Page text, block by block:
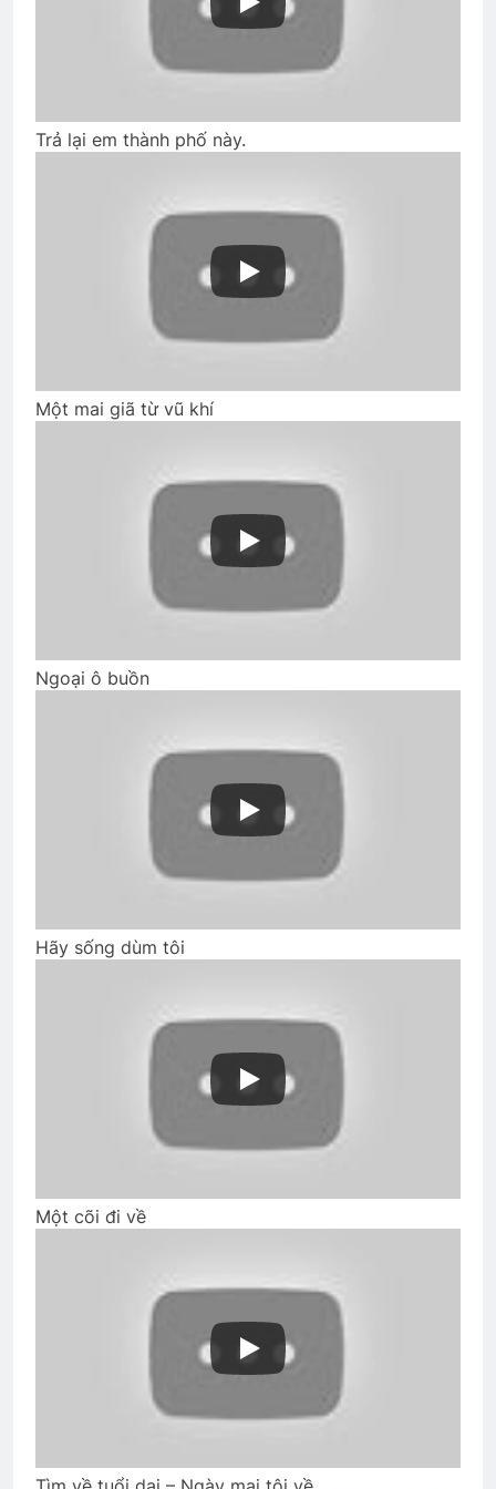
3 Years Ago
TÌNH YÊU BẤT TẬN (Rabindranath
Thăm CSVSQ PHẠM VĂN MAI K20
2 Years Ago
2 Years Ago
Tưởng Niệm CSVSQ Cao Văn Lợi K21
2 Years Ago
MÙA XUÂN ĐANG VỀ, VỀ CÙNG ANH,
EM NHÉ!
3 Years Ago
Quân Trường Quang Trung
CTBCTY Tập II chương 16
CSVSQ Nguyễn Văn Hải K20
2 Years Ago
Em còn nhớ mùa Xuân
2 Years Ago
Chuyện của tôi
Trận đánh đầu tiên, trận đánh cuối
Trả lại em thành phố này.
Một mai giã từ vũ khí
Ngoại ô buồn
Hãy sống dùm tôi
Một cõi đi về